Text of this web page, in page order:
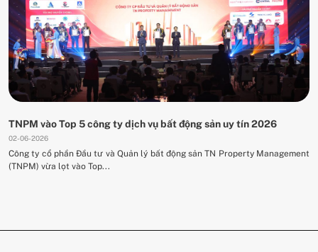
TNPM vào Top 5 công ty dịch vụ bất động sản uy tín 2026
02-06-2026
Công ty cổ phần Đầu tư và Quản lý bất động sản TN Property Management
(TNPM) vừa lọt vào Top...